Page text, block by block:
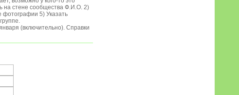
на стене сообщества Ф.И.О. 2)
фотографии 5) Указать
(включительно). Справки